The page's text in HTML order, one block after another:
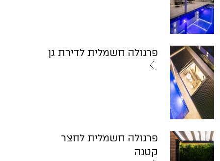
פרגולה חשמלית לדירת גן
פרגולה חשמלית לחצר
קטנה